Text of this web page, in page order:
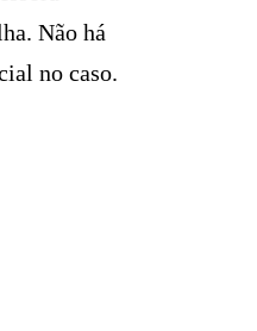
Não há
no caso.